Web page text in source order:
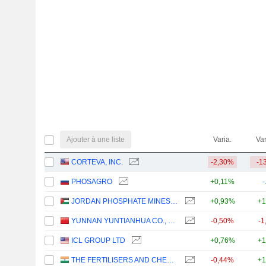
Ajouter à une liste Varia.
CORTEVA, INC. -2,30% -
PHOSAGRO +0,11% -
JORDAN PHOSPHATE MINES CO. PLC +0,93%
YUNNAN YUNTIANHUA CO., LTD. -0,50% -
ICL GROUP LTD +0,76%
THE FERTILISERS AND CHEMICALS TRAVANCORE LIMITED -0,44%